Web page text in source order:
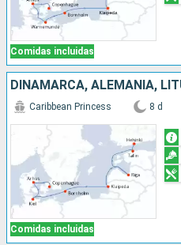
Comidas incluidas
Comidas incluidas
Caribbean Princess 8 d